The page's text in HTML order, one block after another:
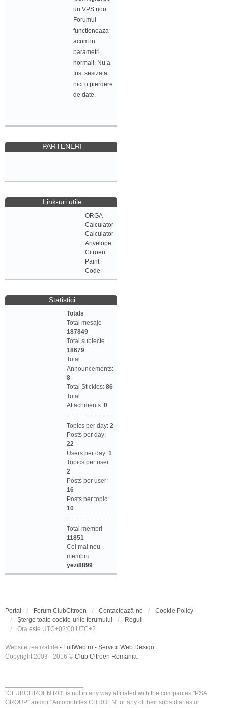
un VPS nou.
Forumul
functioneaza
acum in
parametri
normali. Nu a
fost sesizata
nici o pierdere
de date.
PARTENERI
Link-uri utile
ORGA
Calculator
Calculator
Anvelope
Citroen
Paint
Code
Statistici
Totals
Total mesaje
187849
Total subiecte
18679
Total
Announcements:
8
Total Stickies: 86
Total
Attachments: 0
Topics per day: 2
Posts per day:
22
Users per day: 1
Topics per user:
2
Posts per user:
16
Posts per topic:
10
Total membri
11851
Cel mai nou
membru
yezi8899
Portal Forum ClubCitroen Contactează-ne
Cookie Policy
Şterge toate cookie-urile forumului
Reguli
Ora este UTC+02:00 UTC+2
Website realizat de - FullWeb.ro - Servicii Web Design.
Copyright 2003 - 2016 © Club Citroen Romania.
"CLUBCITROEN.RO" is not in any way affiliated with the companies "PSA
GROUP" and/or "Automobiles CITROEN" or any of their subsidiaries or